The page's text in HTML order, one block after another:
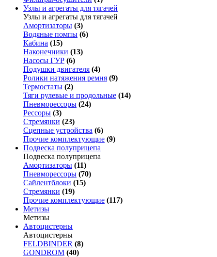
Узлы и агрегаты для тягачей
Узлы и агрегаты для тягачей
Амортизаторы (3)
Водяные помпы (6)
Кабина (15)
Наконечники (13)
Насосы ГУР (6)
Подушки двигателя (4)
Ролики натяжения ремня (9)
Термостаты (2)
Тяги рулевые и продольные (14)
Пневморессоры (24)
Рессоры (3)
Стремянки (23)
Сцепные устройства (6)
Прочие комплектующие (9)
Подвеска полуприцепа
Подвеска полуприцепа
Амортизаторы (11)
Пневморессоры (70)
Сайлентблоки (15)
Стремянки (19)
Прочие комплектующие (117)
Метизы
Метизы
Автоцистерны
Автоцистерны
FELDBINDER (8)
GONDROM (40)